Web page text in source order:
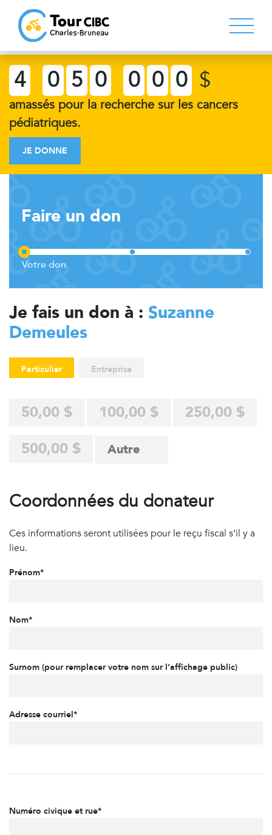
4 0 5 0 0 0 0 $
amassés pour la recherche sur les cancers
pédiatriques.
JE DONNE
Faire un don
Je fais un don à : Suzanne
Demeules
Particulier Entreprise
50,00 $ 100,00 $
250,00 $
500,00 $
Coordonnées du donateur
Ces informations seront utilisées pour le reçu fiscal s’il y a
lieu.
Prénom*
Nom*
Surnom (pour remplacer votre nom sur l’affichage public)
Adresse courriel*
Numéro civique et rue*